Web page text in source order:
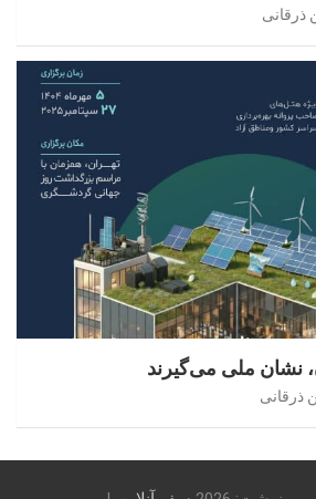
ذرقانی
نشان ملی می‌گیرند
ذرقانی